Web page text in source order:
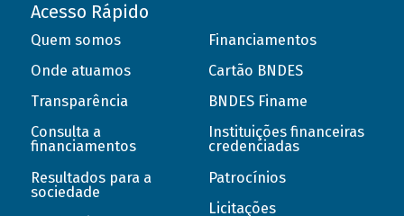
Acesso Rápido
Quem somos
Onde atuamos
Transparência
Consulta a
financiamentos
Resultados para a
sociedade
Financiamentos
Cartão BNDES
BNDES Finame
Instituições financeiras
credenciadas
Patrocínios
Licitações